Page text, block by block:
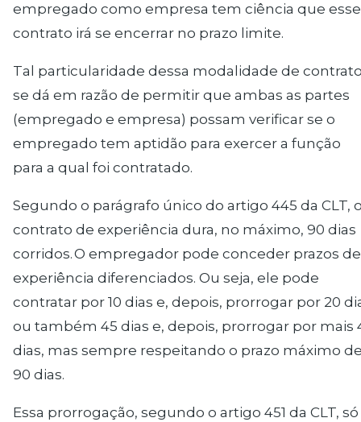
empregado como empresa tem ciência que esse
contrato irá se encerrar no prazo limite.
Tal particularidade dessa modalidade de
se dá em razão de permitir que ambas as partes
(empregado e empresa) possam verificar se o
empregado tem aptidão para exercer a função
para a qual foi contratado.
Segundo o parágrafo único do artigo 445 da CLT,
contrato de experiência dura, no máximo, 90 dias
corridos. O empregador pode conceder prazos de
experiência diferenciados. Ou seja, ele pode
contratar por 10 dias e, depois, prorrogar por 20
ou também 45 dias e, depois, prorrogar por mais
dias, mas sempre respeitando o prazo máximo
90 dias.
Essa prorrogação, segundo o artigo 451 da CLT, só